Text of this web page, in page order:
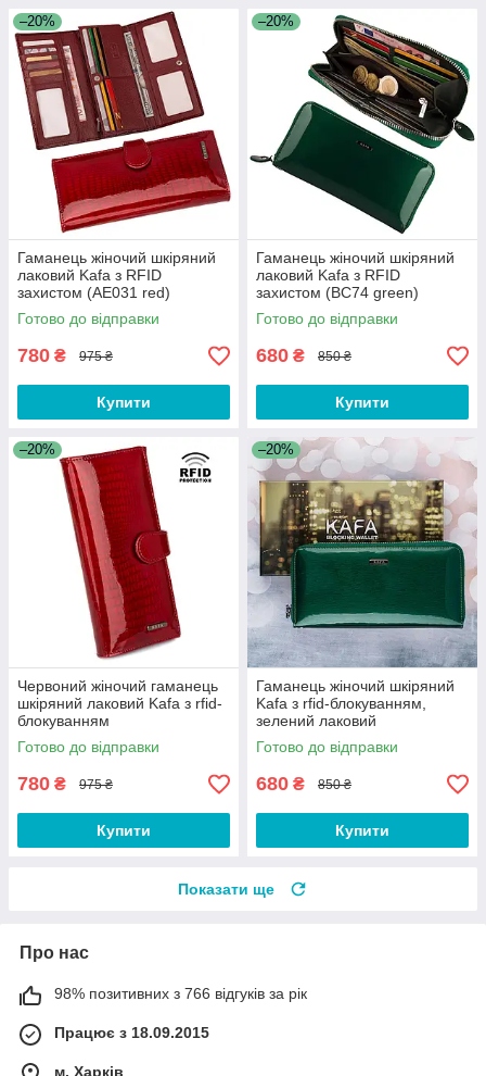
–20%
Гаманець жіночий шкіряний
лаковий Kafa з RFID
захистом (AE031 red)
Готово до відправки
780 ₴ 975 ₴
Купити
–20%
Гаманець жіночий шкіряний
лаковий Kafa з RFID
захистом (BC74 green)
Готово до відправки
680 ₴ 850 ₴
Купити
–20%
Червоний жіночий гаманець
шкіряний лаковий Kafa з rfid-
блокуванням
Готово до відправки
780 ₴ 975 ₴
Купити
–20%
Гаманець жіночий шкіряний
Kafa з rfid-блокуванням,
зелений лаковий
Готово до відправки
680 ₴ 850 ₴
Купити
Показати ще
Про нас
98% позитивних з 766 відгуків за рік
Працює з 18.09.2015
м. Харків